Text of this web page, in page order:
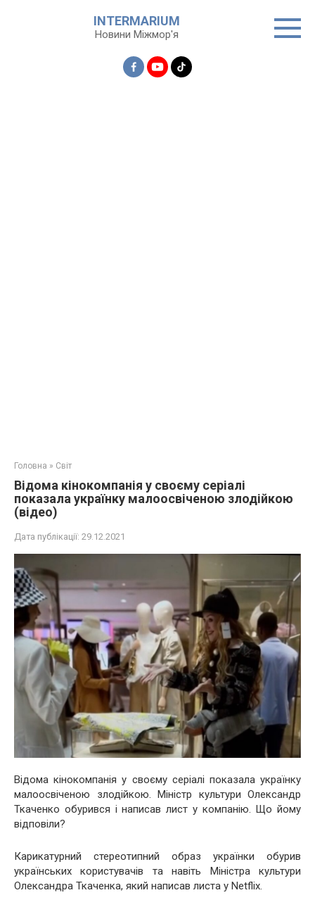
INTERMARIUM
Новини Міжмор'я
Головна » Світ
Відома кінокомпанія у своєму серіалі
показала українку малоосвіченою злодійкою
(відео)
Дата публікації: 29.12.2021
Відома кінокомпанія у своєму серіалі показала українку
малоосвіченою злодійкою. Міністр культури Олександр
Ткаченко обурився і написав лист у компанію. Що йому
відповіли?
Карикатурний стереотипний образ українки обурив
українських користувачів та навіть Міністра культури
Олександра Ткаченка, який написав листа у Netflix.